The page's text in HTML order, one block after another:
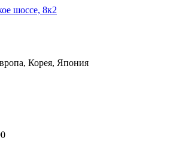
шоссе, 8к2
Корея, Япония